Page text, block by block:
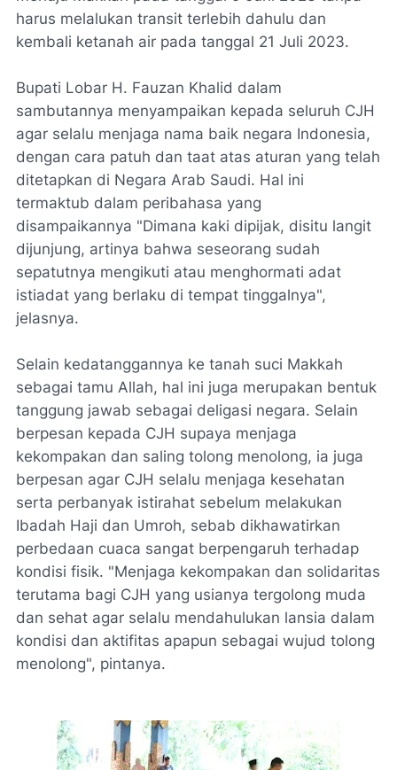
harus melalukan transit terlebih dahulu dan
kembali ketanah air pada tanggal 21 Juli 2023.
Bupati Lobar H. Fauzan Khalid dalam
sambutannya menyampaikan kepada seluruh CJH
agar selalu menjaga nama baik negara Indonesia,
dengan cara patuh dan taat atas aturan yang telah
ditetapkan di Negara Arab Saudi. Hal ini
termaktub dalam peribahasa yang
disampaikannya "Dimana kaki dipijak, disitu langit
dijunjung, artinya bahwa seseorang sudah
sepatutnya mengikuti atau menghormati adat
istiadat yang berlaku di tempat tinggalnya",
jelasnya.
Selain kedatanggannya ke tanah suci Makkah
sebagai tamu Allah, hal ini juga merupakan bentuk
tanggung jawab sebagai deligasi negara. Selain
berpesan kepada CJH supaya menjaga
kekompakan dan saling tolong menolong, ia juga
berpesan agar CJH selalu menjaga kesehatan
serta perbanyak istirahat sebelum melakukan
Ibadah Haji dan Umroh, sebab dikhawatirkan
perbedaan cuaca sangat berpengaruh terhadap
kondisi fisik. "Menjaga kekompakan dan solidaritas
terutama bagi CJH yang usianya tergolong muda
dan sehat agar selalu mendahulukan lansia dalam
kondisi dan aktifitas apapun sebagai wujud tolong
menolong", pintanya.